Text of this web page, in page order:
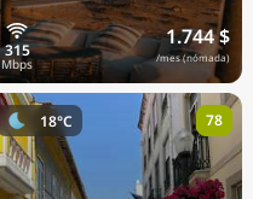
1.744 $
/mes (nómada)
18°C 78